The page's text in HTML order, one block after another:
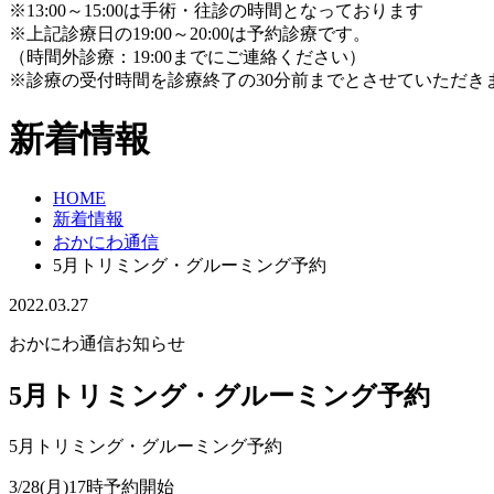
※13:00～15:00は手術・往診の時間となっております
※上記診療日の19:00～20:00は予約診療です。
（時間外診療：19:00までにご連絡ください）
※診療の受付時間を診療終了の30分前までとさせていただき
新着情報
HOME
新着情報
おかにわ通信
5月トリミング・グルーミング予約
2022.03.27
おかにわ通信お知らせ
5月トリミング・グルーミング予約
5月トリミング・グルーミング予約
3/28(月)17時予約開始